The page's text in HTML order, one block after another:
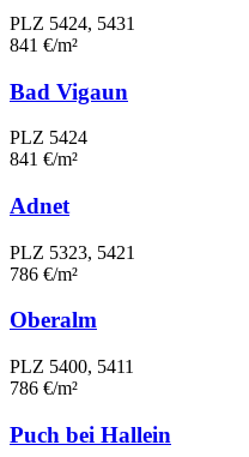
PLZ 5424, 5431
841 €/m²
Bad Vigaun
PLZ 5424
841 €/m²
Adnet
PLZ 5323, 5421
786 €/m²
Oberalm
PLZ 5400, 5411
786 €/m²
Puch bei Hallein